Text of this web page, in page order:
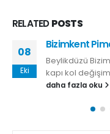
RELATEDPOSTS
08
Eki
Bizimkent
Beylikdüzü
kapı kol
daha fazla oku